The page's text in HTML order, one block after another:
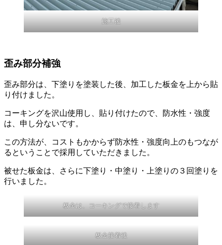
施工後
歪み部分補強
歪み部分は、下塗りを塗装した後、加工した板金を上から貼
り付けました。
コーキングを沢山使用し、貼り付けたので、防水性・強度
は、申し分ないです。
この方法が、コストもかからず防水性・強度向上のもつなが
るということで採用していただきました。
被せた板金は、さらに下塗り・中塗り・上塗りの３回塗りを
行いました。
板金は、コーキングで接着します
板金接着後